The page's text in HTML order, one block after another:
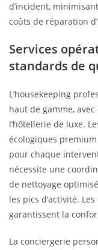
d’incident,
coûts de réparation
Services
standards de
L’housekeeping
haut de gamme,
l’hôtellerie de luxe.
écologiques
pour chaque
nécessite une
de nettoyage
les pics d’activité.
garantissent la
La conciergerie